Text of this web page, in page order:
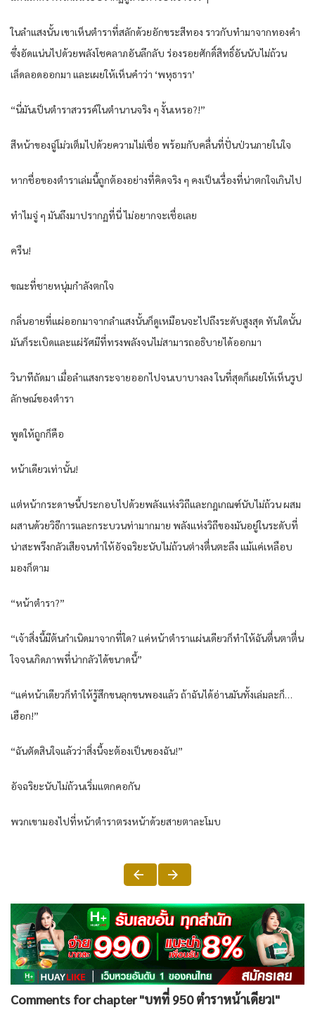
ในลำแสงนั้น เขาเห็นตำราที่สลักด้วยอักขระสีทอง ราวกับทำมาจากทองคำ
ซึ่งอัดแน่นไปด้วยพลังโชคลาภอันลึกลับ ร่องรอยศักดิ์สิทธิ์อันนับไม่ถ้วน
เล็ดลอดออกมา และเผยให้เห็นคำว่า ‘พหุธารา’
“นี่มันเป็นตำราสวรรค์ในตำนานจริง ๆ งั้นเหรอ?!”
สีหน้าของฉู่โม่วเต็มไปด้วยความไม่เชื่อ พร้อมกับคลื่นที่ปั่นป่วนภายในใจ
หากชื่อของตำราเล่มนี้ถูกต้องอย่างที่คิดจริง ๆ คงเป็นเรื่องที่น่าตกใจเกินไป
ทำไมจู่ ๆ มันถึงมาปรากฏที่นี่ ไม่อยากจะเชื่อเลย
ครืน!
ขณะที่ชายหนุ่มกำลังตกใจ
กลิ่นอายที่แผ่ออกมาจากลำแสงนั้นก็ดูเหมือนจะไปถึงระดับสูงสุด ทันใดนั้น
มันก็ระเบิดและแผ่รัศมีที่ทรงพลังจนไม่สามารถอธิบายได้ออกมา
วินาทีถัดมา เมื่อลำแสงกระจายออกไปจนเบาบางลง ในที่สุดก็เผยให้เห็นรูป
ลักษณ์ของตำรา
พูดให้ถูกก็คือ
หน้าเดียวเท่านั้น!
แต่หน้ากระดาษนี้ประกอบไปด้วยพลังแห่งวิถีและกฎเกณฑ์นับไม่ถ้วน ผสม
ผสานด้วยวิธีการและกระบวนท่ามากมาย พลังแห่งวิถีของมันอยู่ในระดับที่
น่าสะพรึงกลัวเสียจนทำให้อัจฉริยะนับไม่ถ้วนต่างตื่นตะลึง แม้แค่เหลือบ
มองก็ตาม
“หน้าตำรา?”
“เจ้าสิ่งนี้มีต้นกำเนิดมาจากที่ใด? แค่หน้าตำราแผ่นเดียวก็ทำให้ฉันตื่นตาตื่น
ใจจนเกิดภาพที่น่ากลัวได้ขนาดนี้”
“แค่หน้าเดียวก็ทำให้รู้สึกขนลุกขนพองแล้ว ถ้าฉันได้อ่านมันทั้งเล่มละก็…
เฮือก!”
“ฉันตัดสินใจแล้วว่าสิ่งนี้จะต้องเป็นของฉัน!”
อัจฉริยะนับไม่ถ้วนเริ่มแตกคอกัน
พวกเขามองไปที่หน้าตำราตรงหน้าด้วยสายตาละโมบ
Comments for chapter "บทที่ 950 ตำราหน้าเดียว!"